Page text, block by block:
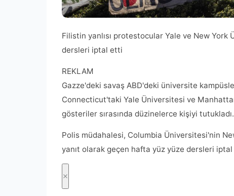
Filistin yanlısı protestocular Yale ve New
dersleri iptal etti
REKLAM
Gazze'deki savaş ABD'deki üniversite
Connecticut'taki Yale Üniversitesi ve
gösteriler sırasında düzinelerce kişiyi tutukladı.
Polis müdahalesi, Columbia Üniversitesi'nin
yanıt olarak geçen hafta yüz yüze dersleri